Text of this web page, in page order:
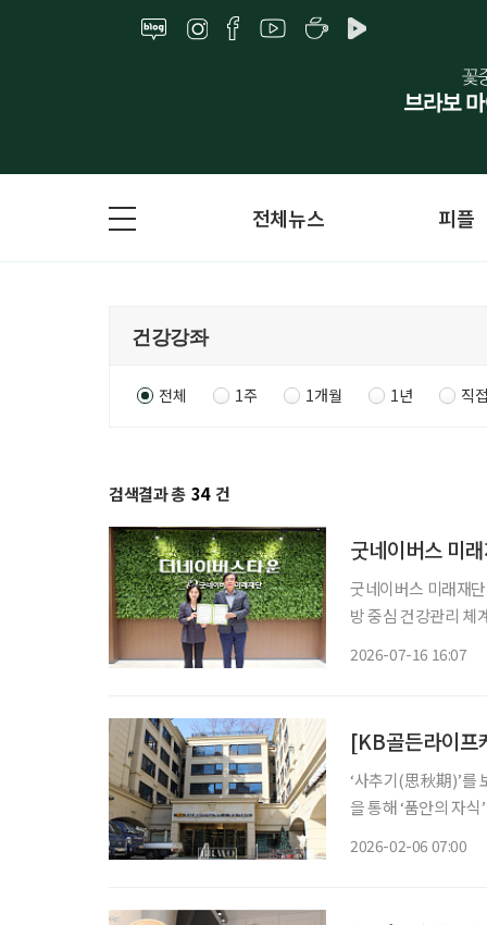
전체뉴스 피플
전체 1주 1개월 1년 직
검색결과 총 34 건
굿네이버스 미
굿네이버스 미래재
방 중심 건강관리 체계 구축에 나섰다. 굿네이버
2026-07-16 16:07
[KB골든라이프
‘사추기(思秋期)’를
을 통해 ‘품안의 자
2026-02-06 07:00